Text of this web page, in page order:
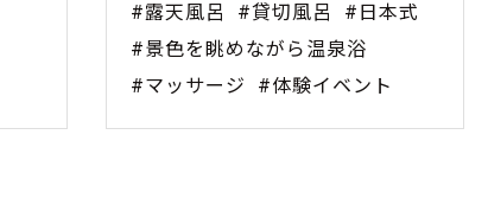
#露天風呂
#貸切風呂
#日本式
#景色を眺めながら温泉浴
#マッサージ
#体験イベント